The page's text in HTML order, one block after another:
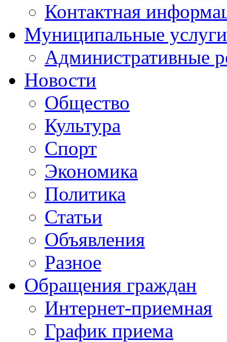
Контактная
Муниципальные услуги
Административные
Новости
Общество
Культура
Спорт
Экономика
Политика
Статьи
Объявления
Разное
Обращения граждан
Интернет-приемная
График приема